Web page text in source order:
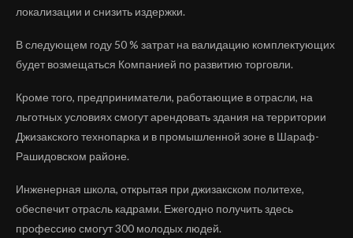
локализации и снизить издержки.
В следующем году 50 % затрат на валидацию комплектующих
будет возмещаться Компанией по развитию торговли.
Кроме того, предприниматели, работающие в отрасли, на
льготных условиях смогут арендовать здания на территории
Джизакского технопарка и в промышленной зоне в Шараф-
Рашидовском районе.
Инженерная школа, открытая при джизакском политехе,
обеспечит отрасль кадрами. Ежегодно получить здесь
профессию смогут 300 молодых людей.